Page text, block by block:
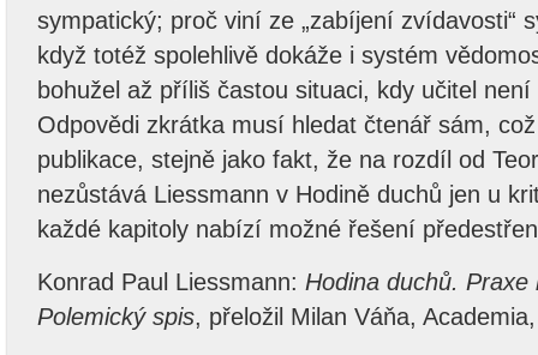
sympatický; proč viní ze „zabíjení zvídavosti“
když totéž spolehlivě dokáže i systém
bohužel až příliš častou situaci, kdy učitel
Odpovědi zkrátka musí hledat čtenář sám,
publikace, stejně jako fakt, že na rozdíl od
nezůstává Liessmann v Hodině duchů jen u
každé kapitoly nabízí možné řešení
Konrad Paul Liessmann: Hodina duchů. Praxe
Polemický spis, přeložil Milan Váňa,